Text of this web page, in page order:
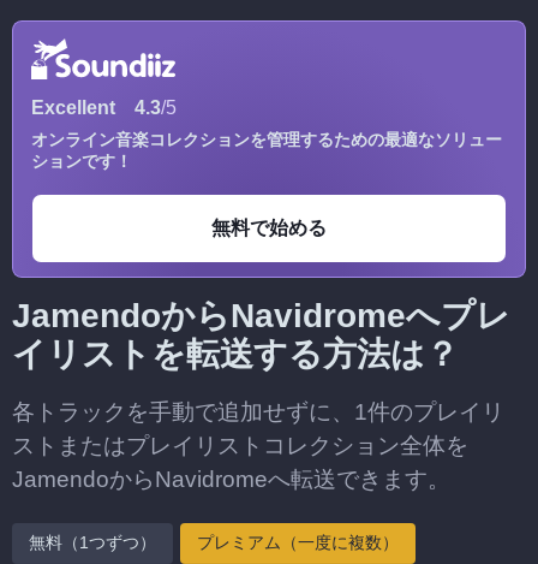
Excellent 4.3/5
オンライン音楽コレクションを管理するための最適なソリュー
ションです！
無料で始める
JamendoからNavidromeへプレ
イリストを転送する方法は？
各トラックを手動で追加せずに、1件のプレイリ
ストまたはプレイリストコレクション全体を
JamendoからNavidromeへ転送できます。
無料（1つずつ） プレミアム（一度に複数）